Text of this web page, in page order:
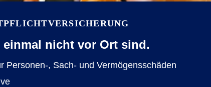
einmal nicht vor Ort sind.
Personen-, Sach- und Vermögensschäden